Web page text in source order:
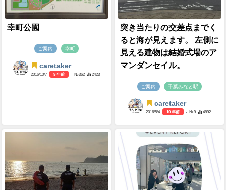
幸町公園
ご案内 幸町
caretaker
2016/10/7 9 年前 - №362 2423
突き当たりの交差点までく
ると海が見えます。 左側に
見える建物は結婚式場のア
マンダンセイル。
ご案内 千葉みなと駅
caretaker
2016/5/4 10 年前 - №9 4892